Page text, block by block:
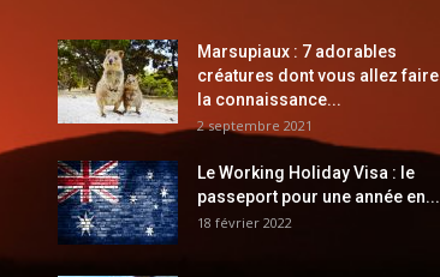
Marsupiaux : 7 adorables
créatures dont vous allez faire
la connaissance...
2 septembre 2021
Le Working Holiday Visa : le
passeport pour une année en...
18 février 2022